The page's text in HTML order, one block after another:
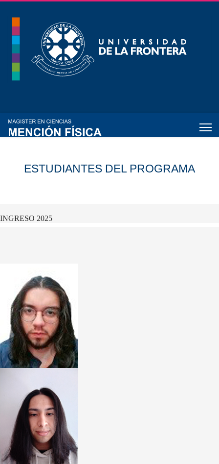
ESTUDIANTES DEL PROGRAMA
INGRESO 2025